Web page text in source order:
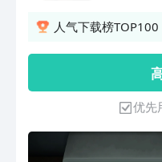
的信息
人气下载榜
优先